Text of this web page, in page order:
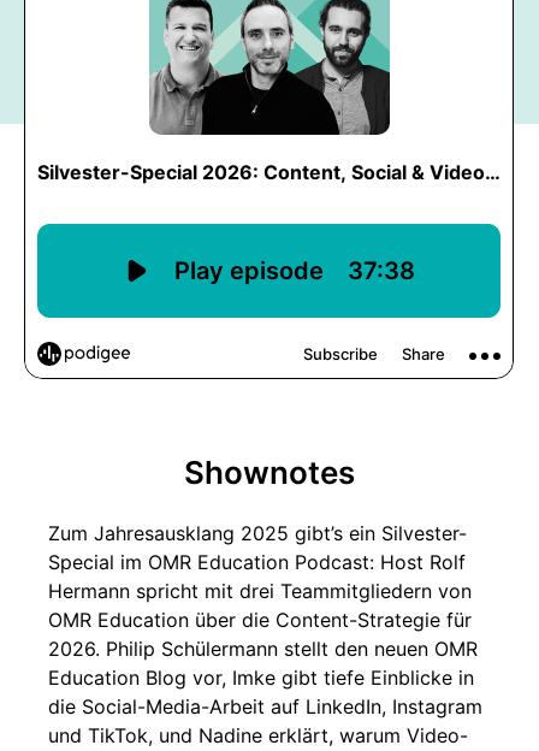
Shownotes
Zum Jahresausklang 2025 gibt’s ein Silvester-
Special im OMR Education Podcast: Host Rolf
Hermann spricht mit drei Teammitgliedern von
OMR Education über die Content-Strategie für
2026. Philip Schülermann stellt den neuen OMR
Education Blog vor, Imke gibt tiefe Einblicke in
die Social-Media-Arbeit auf LinkedIn, Instagram
und TikTok, und Nadine erklärt, warum Video-